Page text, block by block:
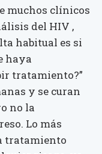
muchos clínicos
del HIV ,
habitual es si
haya
tratamiento?”
y se curan
no la
Lo más
tratamiento